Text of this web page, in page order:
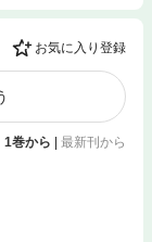
お気に入り登録
1巻から | 最新刊から